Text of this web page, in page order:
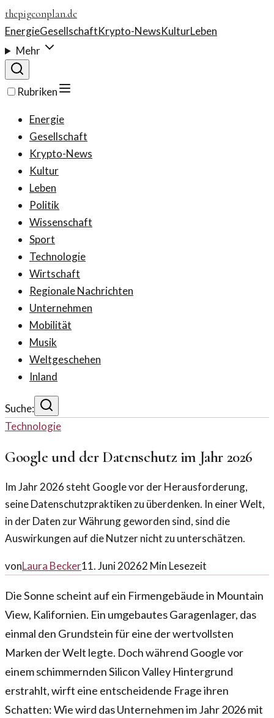
thepigeonplan.de
EnergieGesellschaftKrypto-NewsKulturLeben
Mehr
Rubriken
Energie
Gesellschaft
Krypto-News
Kultur
Leben
Politik
Wissenschaft
Sport
Technologie
Wirtschaft
Regionale Nachrichten
Unternehmen
Mobilität
Musik
Weltgeschehen
Inland
Suche:
Technologie
Google und der Datenschutz im Jahr 2026
Im Jahr 2026 steht Google vor der Herausforderung,
seine Datenschutzpraktiken zu überdenken. In einer Welt,
in der Daten zur Währung geworden sind, sind die
Auswirkungen auf die Nutzer nicht zu unterschätzen.
vonLaura Becker11. Juni 20262 Min Lesezeit
Die Sonne scheint auf ein Firmengebäude in Mountain
View, Kalifornien. Ein umgebautes Garagenlager, das
einmal den Grundstein für eine der wertvollsten
Marken der Welt legte. Doch während Google vor
einem schimmernden Silicon Valley Hintergrund
erstrahlt, wirft eine entscheidende Frage ihren
Schatten: Wie wird das Unternehmen im Jahr 2026 mit